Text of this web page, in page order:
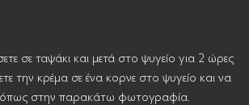
σε ταψάκι και μετά στο ψυγείο για 2 ώρες
την κρέμα σε ένα κορνε στο ψυγείο και να
όπως στην παρακάτω φωτογραφία.